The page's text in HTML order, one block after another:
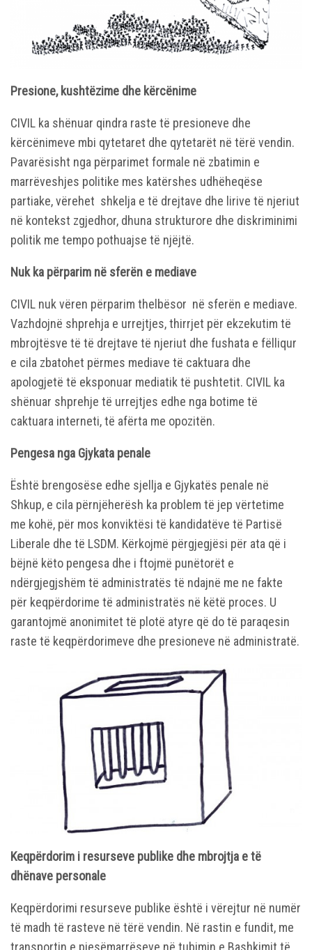
Presione, kushtëzime dhe kërcënime
CIVIL ka shënuar qindra raste të presioneve dhe
kërcënimeve mbi qytetaret dhe qytetarët në tërë vendin.
Pavarësisht nga përparimet formale në zbatimin e
marrëveshjes politike mes katërshes udhëheqëse
partiake, vërehet shkelja e të drejtave dhe lirive të njeriut
në kontekst zgjedhor, dhuna strukturore dhe diskriminimi
politik me tempo pothuajse të njëjtë.
Nuk ka përparim në sferën e mediave
CIVIL nuk vëren përparim thelbësor në sferën e mediave.
Vazhdojnë shprehja e urrejtjes, thirrjet për ekzekutim të
mbrojtësve të të drejtave të njeriut dhe fushata e fëlliqur
e cila zbatohet përmes mediave të caktuara dhe
apologjetë të eksponuar mediatik të pushtetit. CIVIL ka
shënuar shprehje të urrejtjes edhe nga botime të
caktuara interneti, të afërta me opozitën.
Pengesa nga Gjykata penale
Është brengosëse edhe sjellja e Gjykatës penale në
Shkup, e cila përnjëherësh ka problem të jep vërtetime
me kohë, për mos konviktësi të kandidatëve të Partisë
Liberale dhe të LSDM. Kërkojmë përgjegjësi për ata që i
bëjnë këto pengesa dhe i ftojmë punëtorët e
ndërgjegjshëm të administratës të ndajnë me ne fakte
për keqpërdorime të administratës në këtë proces. U
garantojmë anonimitet të plotë atyre që do të paraqesin
raste të keqpërdorimeve dhe presioneve në administratë.
Keqpërdorim i resurseve publike dhe mbrojtja e të
dhënave personale
Keqpërdorimi resurseve publike është i vërejtur në numër
të madh të rasteve në tërë vendin. Në rastin e fundit, me
transportin e pjesëmarrëseve në tubimin e Bashkimit të